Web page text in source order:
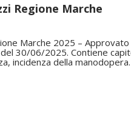
Regione Marche
Marche 2025 – Approvato
del 30/06/2025. Contiene
incidenza della manodopera.